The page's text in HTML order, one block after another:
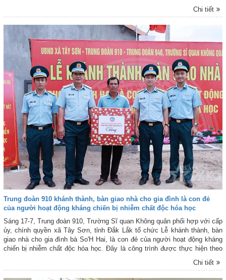
Không quân; Đại tá Phạm Duy Hoạt - Phó Chủ nhiệm Chính trị Sư đoàn
377; đại biểu Bộ Chỉ huy Quân sự tỉnh Khánh Hòa; đại diện các đơn vị
chính quyền địa phương cùng các gia đình chính sách được hỗ trợ.
Chi tiết
Trung đoàn 910 khánh thành, bàn giao nhà cho gia đình là con đẻ
của người hoạt động kháng chiến bị nhiễm chất độc hóa học
Sáng 17-7, Trung đoàn 910, Trường Sĩ quan Không quân phối hợp với cấp
ủy, chính quyền xã Tây Sơn, tỉnh Đắk Lắk tổ chức Lễ khánh thành, bàn
giao nhà cho gia đình bà So'H Hai, là con đẻ của người hoạt động kháng
chiến bị nhiễm chất độc hóa học. Đây là công trình được thực hiện theo
940, Trường Sĩ quan Không quân phối hợp triển khai, trong đó Trung đoàn
Chi tiết